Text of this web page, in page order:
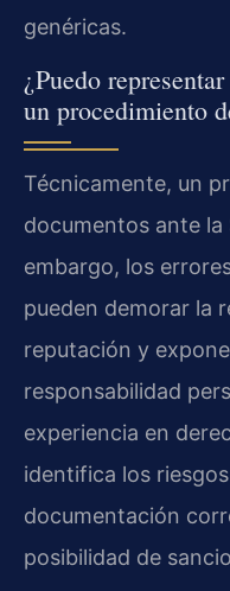
genéricas.
¿Puedo
un procedimiento
Técnicamente, un
documentos ante la
embargo, los
pueden demorar la
reputación y
responsabilidad
experiencia en
identifica los
documentación
posibilidad de